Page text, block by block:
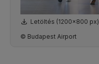
Letöltés (1200x800 px)
© Budapest Airport